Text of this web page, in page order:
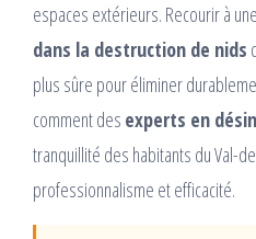
espaces extérieurs. Recourir à une
dans la destruction de nids
plus sûre pour éliminer
comment des experts en
tranquillité des habitants du Val-
professionnalisme et efficacité.